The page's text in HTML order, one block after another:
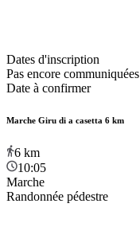
Dates d'inscription
Pas encore communiquées
Date à confirmer
Marche Giru di a casetta 6 km
6 km
10:05
Marche
Randonnée pédestre